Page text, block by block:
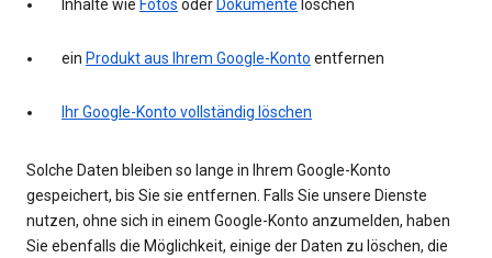
Inhalte wie Fotos oder Dokumente löschen
ein Produkt aus Ihrem Google-Konto entfernen
Ihr Google-Konto vollständig löschen
Solche Daten bleiben so lange in Ihrem Google-Konto
gespeichert, bis Sie sie entfernen. Falls Sie unsere Dienste
nutzen, ohne sich in einem Google-Konto anzumelden, haben
Sie ebenfalls die Möglichkeit, einige der Daten zu löschen, die